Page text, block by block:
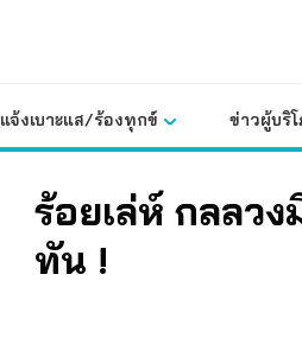
แจ้งเบาะแส/ร้องทุกข์ ข่าวผู้บริ
ร้อยเล่ห์ กลลว
ทัน !